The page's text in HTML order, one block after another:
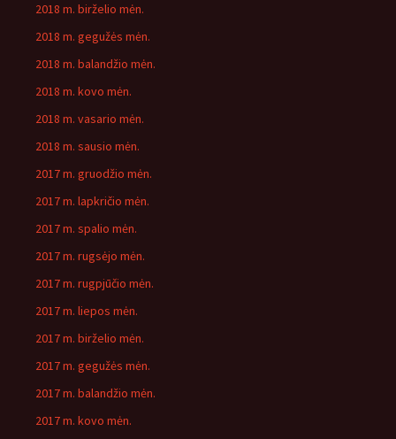
2018 m. birželio mėn.
2018 m. gegužės mėn.
2018 m. balandžio mėn.
2018 m. kovo mėn.
2018 m. vasario mėn.
2018 m. sausio mėn.
2017 m. gruodžio mėn.
2017 m. lapkričio mėn.
2017 m. spalio mėn.
2017 m. rugsėjo mėn.
2017 m. rugpjūčio mėn.
2017 m. liepos mėn.
2017 m. birželio mėn.
2017 m. gegužės mėn.
2017 m. balandžio mėn.
2017 m. kovo mėn.